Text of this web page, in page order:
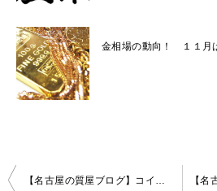
金相場の動向！ １１月
投
【名古屋の質屋ブログ】コインパーキングでやらかした話